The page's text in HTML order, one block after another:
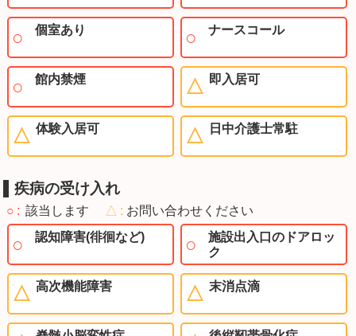
個室あり ナースコール
館内禁煙 即入居可
体験入居可 日中介護士常駐
疾病の受け入れ
○ 該当します △
お問い合わせください
認知障害(徘徊など)
施設出入口のドアロッ
ク
高次機能障害 末消点滴